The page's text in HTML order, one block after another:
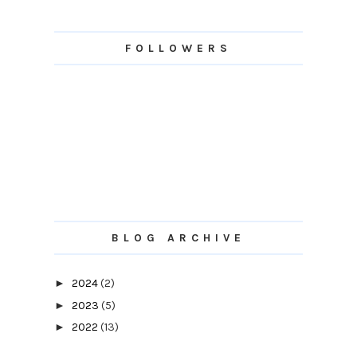
FOLLOWERS
BLOG ARCHIVE
► 2024(2)
► 2023 (5)
► 2022 (13)